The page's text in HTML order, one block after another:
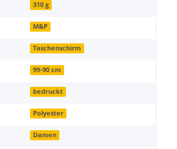
310 g
M&P
Taschenschirm
99-90 cm
bedruckt
Polyester
Damen